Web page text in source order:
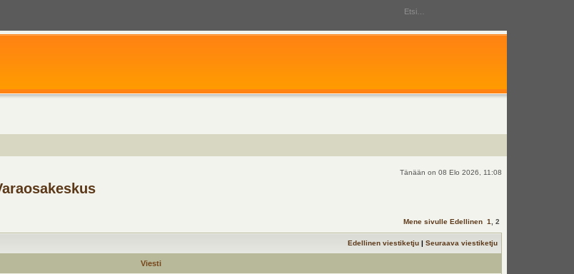
Tänään on 08 Elo 2026, 11:08
Mene sivulle Edellinen 1 ,2
Edellinen viestiketju |Seuraava viestiketju
Viesti